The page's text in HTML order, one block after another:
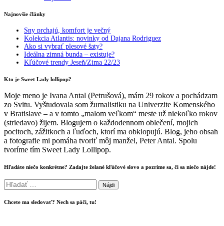
Najnovšie články
Sny prchajú, komfort je večný
Kolekcia Atlantis: novinky od Dajana Rodriguez
Ako si vybrať plesové šaty?
Ideálna zimná bunda – existuje?
Kľúčové trendy Jeseň/Zima 22/23
Kto je Sweet Lady lollipop?
Moje meno je Ivana Antal (Petrušová), mám 29 rokov a pochádzam
zo Svitu. Vyštudovala som žurnalistiku na Univerzite Komenského
v Bratislave – a v tomto „malom veľkom“ meste už niekoľko rokov
(striedavo) žijem. Blogujem o každodennom oblečení, mojich
pocitoch, zážitkoch a ľuďoch, ktorí ma obklopujú. Blog, jeho obsah
a fotografie mi pomáha tvoriť môj manžel, Peter Antal. Spolu
tvoríme tím Sweet Lady Lollipop.
Hľadáte niečo konkrétne? Zadajte želané kľúčové slovo a pozrime sa, či sa niečo nájde!
Hľadať:
Chcete ma sledovať? Nech sa páči, tu!